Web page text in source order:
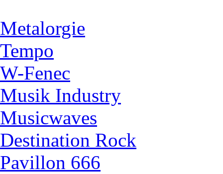
Metalorgie
Tempo
W-Fenec
Musik Industry
Musicwaves
Destination Rock
Pavillon 666